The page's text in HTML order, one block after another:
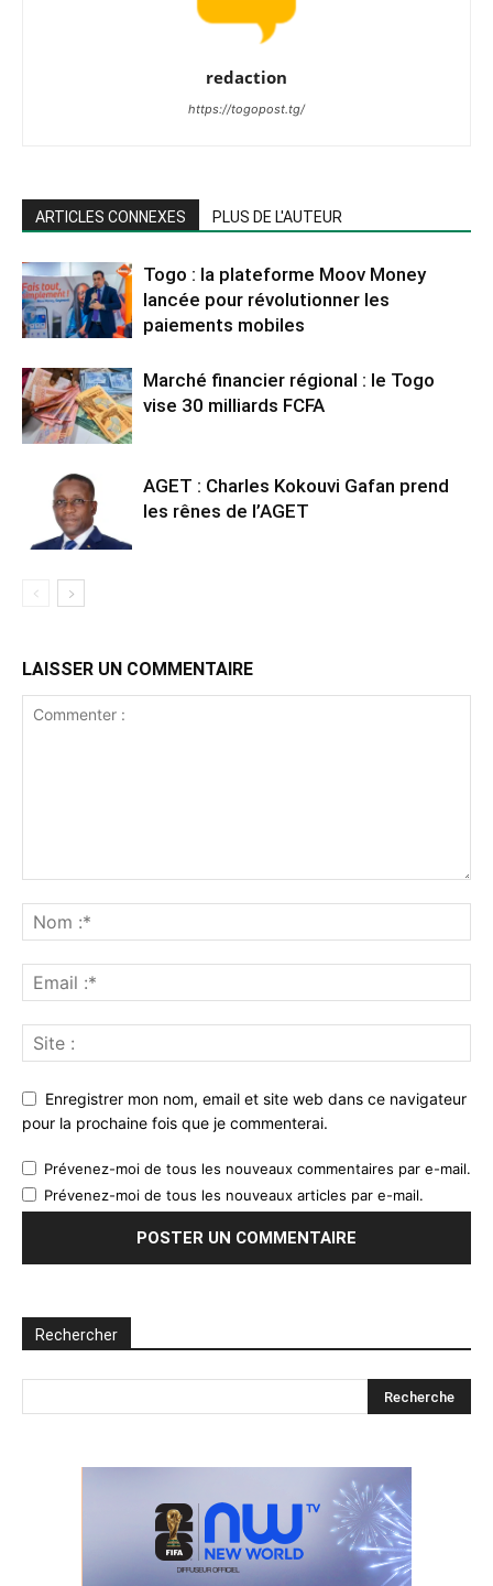
redaction
https://togopost.tg/
ARTICLES CONNEXES PLUS DE L'AUTEUR
Togo : la plateforme Moov Money
lancée pour révolutionner les
paiements mobiles
Marché financier régional : le Togo
vise 30 milliards FCFA
AGET : Charles Kokouvi Gafan prend
les rênes de l’AGET
LAISSER UN COMMENTAIRE
Enregistrer mon nom, email et site web dans ce navigateur
pour la prochaine fois que je commenterai.
Prévenez-moi de tous les nouveaux commentaires par e-mail.
Prévenez-moi de tous les nouveaux articles par e-mail.
Rechercher